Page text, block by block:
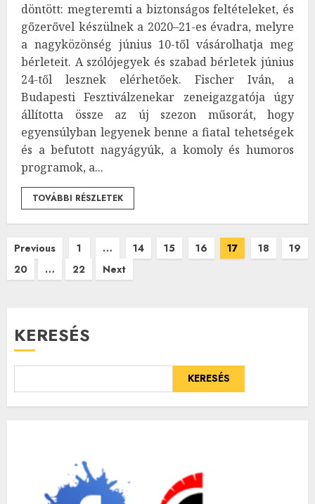
döntött: megteremti a biztonságos feltételeket, és
gőzerővel készülnek a 2020–21-es évadra, melyre
a nagyközönség június 10-től vásárolhatja meg
bérleteit. A szólójegyek és szabad bérletek június
24-től lesznek elérhetőek. Fischer Iván, a
Budapesti Fesztiválzenekar zeneigazgatója úgy
állította össze az új szezon műsorát, hogy
egyensúlyban legyenek benne a fiatal tehetségek
és a befutott nagyágyúk, a komoly és humoros
programok, a...
TOVÁBBI RÉSZLETEK
Bejegyzések
lapozása
Previous 1 … 14 15 16 17 18
19
20
… 22 Next
KERESÉS
KERESÉS